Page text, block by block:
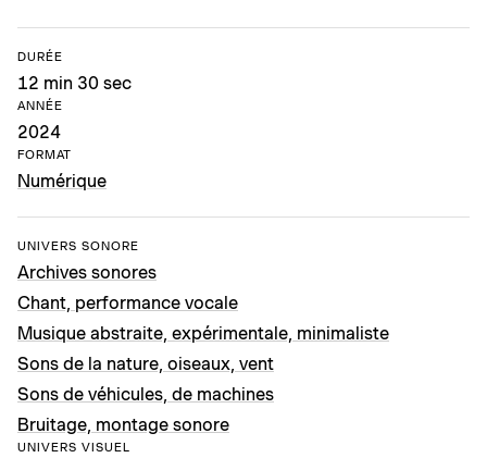
DURÉE
12 min 30 sec
ANNÉE
2024
FORMAT
Numérique
UNIVERS SONORE
Archives sonores
Chant, performance vocale
Musique abstraite, expérimentale, minimaliste
Sons de la nature, oiseaux, vent
Sons de véhicules, de machines
Bruitage, montage sonore
UNIVERS VISUEL